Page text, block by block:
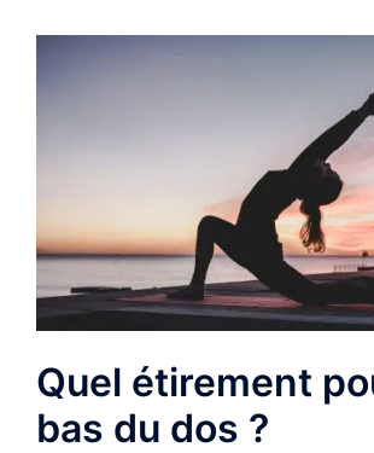
Quel étirement
bas du dos ?